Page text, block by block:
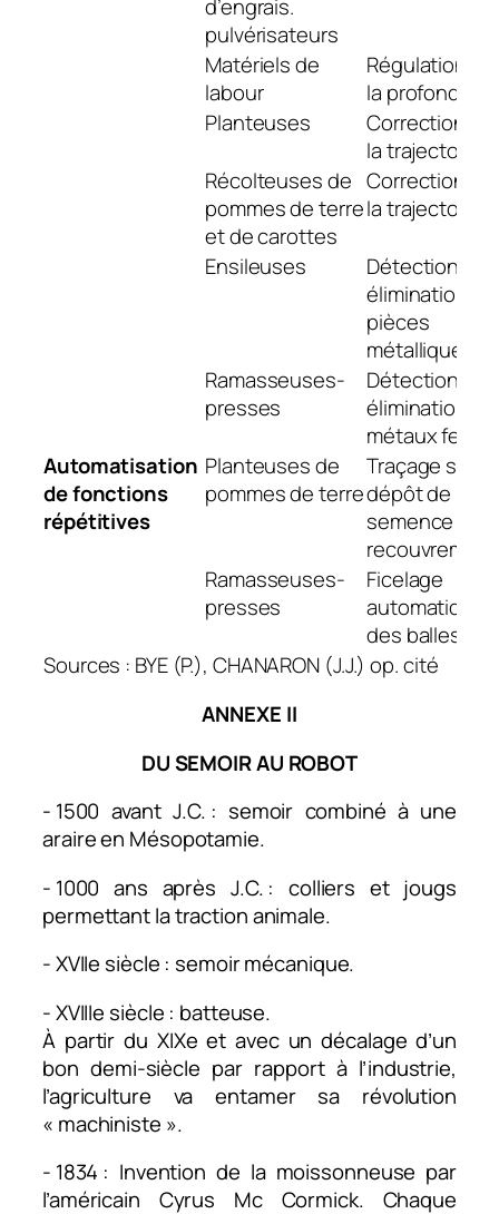
d’engrais.
pulvérisateurs
Matériels de
labour
Régulation de
la profondeur
Planteuses
Correction de
la trajectoire
Récolteuses de
pommes de terre
et de carottes
Correction de
la trajectoire
Ensileuses
Détection et
élimination
pièces
métalliques
Ramasseuses-
presses
Détection et
élimination
métaux
Automatisation
de fonctions
répétitives
Planteuses de
pommes de terre
Traçage sillon,
dépôt de la
semence et
recouvrement
Ramasseuses-
presses
Ficelage
automatique
des balles
Sources : BYE (P.), CHANARON (J.J.) op. cité
ANNEXE II
DU SEMOIR AU ROBOT
- 1500 avant J.C. : semoir combiné à une
araire en Mésopotamie.
- 1000 ans après J.C. : colliers et jougs
permettant la traction animale.
- XVIIe siècle : semoir mécanique.
- XVIIIe siècle : batteuse.​
À partir du XIXe et avec un décalage d’un
bon demi-siècle par rapport à l’industrie,
l’agriculture va entamer sa révolution
« machiniste ».
- 1834 : Invention de la moissonneuse par
l’américain Cyrus Mc Cormick. Chaque